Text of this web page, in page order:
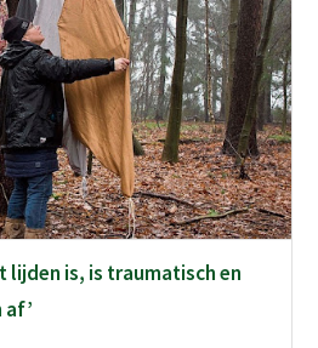
lijden is, is traumatisch en